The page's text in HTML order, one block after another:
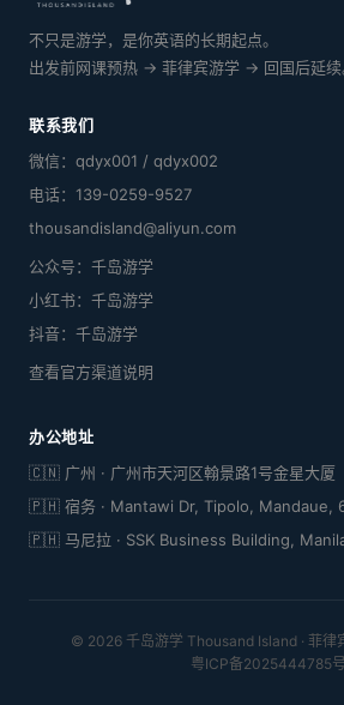
不只是游学，是你英语的长期起点。
出发前网课预热 → 菲律宾游学 → 回国后延续
联系我们
微信：qdyx001 / qdyx002
电话：139-0259-9527
thousandisland@aliyun.com
公众号：千岛游学
小红书：千岛游学
抖音：千岛游学
查看官方渠道说明
办公地址
🇨🇳 广州 · 广州市天河区翰景路1号金星大厦
🇵🇭 宿务 · Mantawi Dr, Tipolo, Mandaue,
🇵🇭 马尼拉 · SSK Business Building,
© 2026 千岛游学 Thousand Island · 菲律
粤ICP备2025444785号